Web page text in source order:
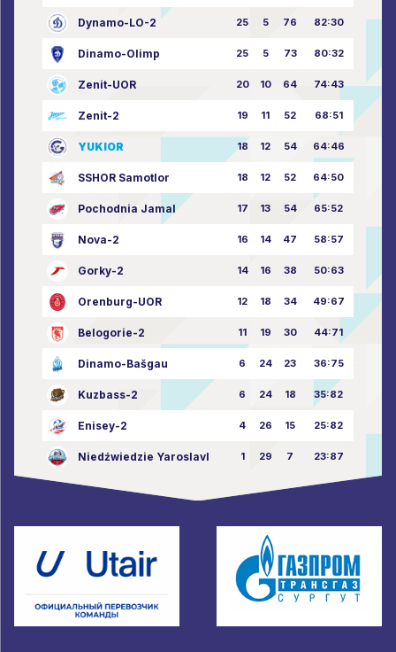
Dynamo-LO-2 25 5 76 82:30
Dinamo-Olimp 25 5 73 80:32
Zenit-UOR 20 10 64 74:43
Zenit-2 19 11 52 68:51
YUKIOR 18 12 54 64:46
SSHOR Samotlor 18 12 52 64:50
Pochodnia Jamal 17 13 54 65:52
Nova-2 16 14 47 58:57
Gorky-2 14 16 38 50:63
Orenburg-UOR 12 18 34 49:67
Belogorie-2 11 19 30 44:71
Dinamo-Bašgau 6 24 23 36:75
Kuzbass-2 6 24 18 35:82
Enisey-2 4 26 15 25:82
Niedźwiedzie Yaroslavl 1 29 7 23:87